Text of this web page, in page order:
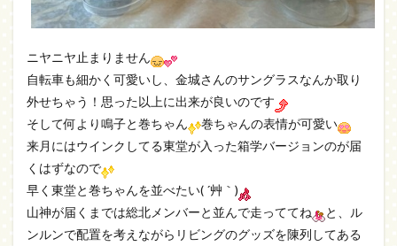
ニヤニヤ止まりません
自転車も細かく可愛いし、金城さんのサングラスなんか取り
外せちゃう！思った以上に出来が良いのです
そして何より鳴子と巻ちゃん
巻ちゃんの表情が可愛い
来月にはウインクしてる東堂が入った箱学バージョンのが届
くはずなので
早く東堂と巻ちゃんを並べたい( ´艸｀)
山神が届くまでは総北メンバーと並んで走っててね
と、ル
ンルンで配置を考えながらリビングのグッズを陳列してある